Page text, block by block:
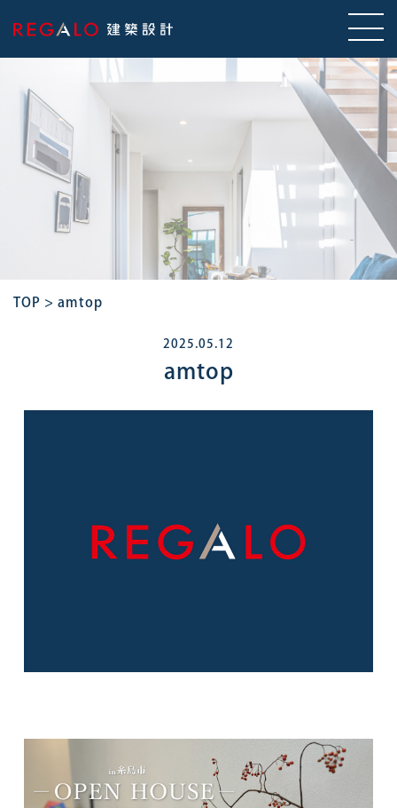
TOP > amtop
2025.05.12
amtop